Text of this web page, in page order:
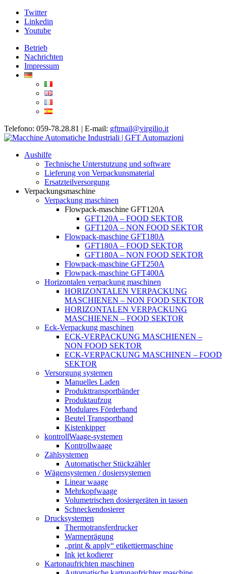
Twitter
Linkedin
Youtube
Betrieb
Nachrichten
Impressum
Telefono: 059-78.28.81 | E-mail: gftmail@virgilio.it
Aushilfe
Technische Unterstutzung und software
Lieferung von Verpackunsmaterial
Ersatzteilversorgung
Verpackungsmaschine
Verpackung maschinen
Flowpack-maschine GFT120A
GFT120A – FOOD SEKTOR
GFT120A – NON FOOD SEKTOR
Flowpack-maschine GFT180A
GFT180A – FOOD SEKTOR
GFT180A – NON FOOD SEKTOR
Flowpack-maschine GFT250A
Flowpack-maschine GFT400A
Horizontalen verpackung maschinen
HORIZONTALEN VERPACKUNG
MASCHIENEN – NON FOOD SEKTOR
HORIZONTALEN VERPACKUNG
MASCHIENEN – FOOD SEKTOR
Eck-Verpackung maschinen
ECK-VERPACKUNG MASCHIENEN –
NON FOOD SEKTOR
ECK-VERPACKUNG MASCHINEN – FOOD
SEKTOR
Versorgung systemen
Manuelles Laden
Produkttransportbänder
Produktaufzug
Modulares Förderband
Beutel Transportband
Kistenkipper
kontrollWaage-systemen
Kontrollwaage
Zählsystemen
Automatischer Stückzähler
Wägensystemen / dosiersystemen
Linear waage
Mehrkopfwaage
Volumetrischen dosiergeräten in tassen
Schneckendosierer
Drucksystemen
Thermotransferdrucker
Warmeprägung
„print & apply“ etikettiermaschine
Ink jet kodierer
Kartonaufrichten maschinen